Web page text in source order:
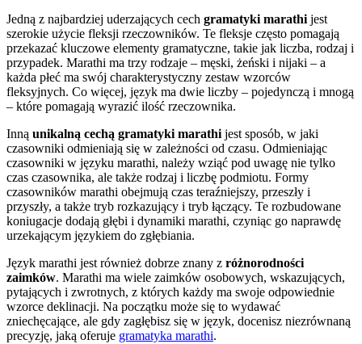
Jedną z najbardziej uderzających cech gramatyki marathijest
szerokie użycie fleksji rzeczowników. Te fleksje często pomagają
przekazać kluczowe elementy gramatyczne, takie jak liczba, rodzaj i
przypadek. Marathi ma trzy rodzaje – męski, żeński i nijaki – a
każda płeć ma swój charakterystyczny zestaw wzorców
fleksyjnych. Co więcej, język ma dwie liczby – pojedynczą i mnogą
– które pomagają wyrazić ilość rzeczownika.
Inną unikalną cechą gramatyki marathijest sposób, w jaki
czasowniki odmieniają się w zależności od czasu. Odmieniając
czasowniki w języku marathi, należy wziąć pod uwagę nie tylko
czas czasownika, ale także rodzaj i liczbę podmiotu. Formy
czasowników marathi obejmują czas teraźniejszy, przeszły i
przyszły, a także tryb rozkazujący i tryb łączący. Te rozbudowane
koniugacje dodają głębi i dynamiki marathi, czyniąc go naprawdę
urzekającym językiem do zgłębiania.
Język marathi jest również dobrze znany z różnorodności
zaimków. Marathi ma wiele zaimków osobowych, wskazujących,
pytających i zwrotnych, z których każdy ma swoje odpowiednie
wzorce deklinacji. Na początku może się to wydawać
zniechęcające, ale gdy zagłębisz się w język, docenisz niezrównaną
precyzję, jaką oferuje gramatyka marathi.